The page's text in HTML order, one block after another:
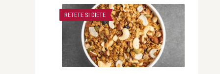
RETETE SI DIETE